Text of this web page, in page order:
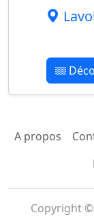
A propos
Copyright